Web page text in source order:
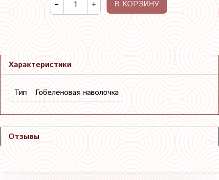
В КОРЗИНУ
Характеристики
Тип Гобеленовая наволочка
Отзывы